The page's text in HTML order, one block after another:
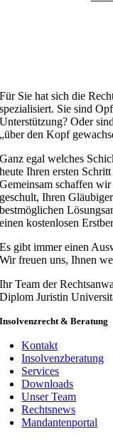
Für Sie hat sich die
spezialisiert. Sie sind
Unterstützung? Oder
„über den Kopf
Ganz egal welches
heute Ihren ersten
Gemeinsam schaffen
geschult, Ihren
bestmöglichen
einen kostenlosen
Es gibt immer einen
Wir freuen uns, Ihnen
Ihr Team der
Diplom Juristin
Insolvenzrecht & Beratung
Kontakt
Insolvenzberatung
Services
Downloads
Unser Team
Rechtsnews
Mandantenportal